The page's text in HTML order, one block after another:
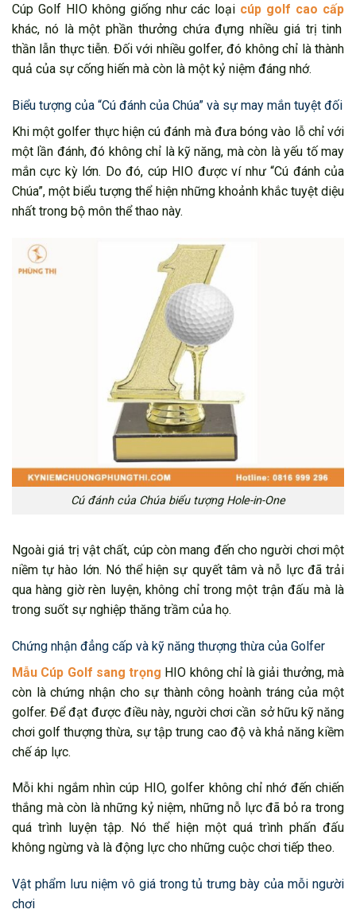
Cúp Golf HIO không giống như các loại cúp golf cao cấp
khác, nó là một phần thưởng chứa đựng nhiều giá trị tinh
thần lẫn thực tiễn. Đối với nhiều golfer, đó không chỉ là thành
quả của sự cống hiến mà còn là một kỷ niệm đáng nhớ.
Biểu tượng của “Cú đánh của Chúa” và sự may mắn tuyệt đối
Khi một golfer thực hiện cú đánh mà đưa bóng vào lỗ chỉ với
một lần đánh, đó không chỉ là kỹ năng, mà còn là yếu tố may
mắn cực kỳ lớn. Do đó, cúp HIO được ví như “Cú đánh của
Chúa”, một biểu tượng thể hiện những khoảnh khắc tuyệt diệu
nhất trong bộ môn thể thao này.
Cú đánh của Chúa biểu tượng Hole-in-One
Ngoài giá trị vật chất, cúp còn mang đến cho người chơi một
niềm tự hào lớn. Nó thể hiện sự quyết tâm và nỗ lực đã trải
qua hàng giờ rèn luyện, không chỉ trong một trận đấu mà là
trong suốt sự nghiệp thăng trầm của họ.
Chứng nhận đẳng cấp và kỹ năng thượng thừa của Golfer
Mẫu Cúp Golf sang trọng HIO không chỉ là giải thưởng, mà
còn là chứng nhận cho sự thành công hoành tráng của một
golfer. Để đạt được điều này, người chơi cần sở hữu kỹ năng
chơi golf thượng thừa, sự tập trung cao độ và khả năng kiềm
chế áp lực.
Mỗi khi ngắm nhìn cúp HIO, golfer không chỉ nhớ đến chiến
thắng mà còn là những kỷ niệm, những nỗ lực đã bỏ ra trong
quá trình luyện tập. Nó thể hiện một quá trình phấn đấu
không ngừng và là động lực cho những cuộc chơi tiếp theo.
Vật phẩm lưu niệm vô giá trong tủ trưng bày của mỗi người
chơi